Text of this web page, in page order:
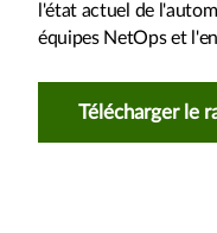
l'état actuel de
équipes NetOps et
Télécharger le